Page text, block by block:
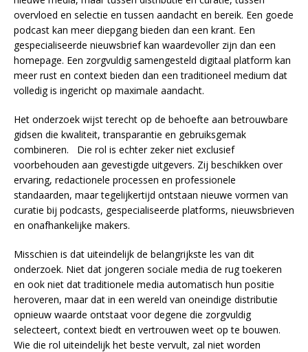
overvloed en selectie en tussen aandacht en bereik. Een goede
podcast kan meer diepgang bieden dan een krant. Een
gespecialiseerde nieuwsbrief kan waardevoller zijn dan een
homepage. Een zorgvuldig samengesteld digitaal platform kan
meer rust en context bieden dan een traditioneel medium dat
volledig is ingericht op maximale aandacht.
Het onderzoek wijst terecht op de behoefte aan betrouwbare
gidsen die kwaliteit, transparantie en gebruiksgemak
combineren. Die rol is echter zeker niet exclusief
voorbehouden aan gevestigde uitgevers. Zij beschikken over
ervaring, redactionele processen en professionele
standaarden, maar tegelijkertijd ontstaan nieuwe vormen van
curatie bij podcasts, gespecialiseerde platforms, nieuwsbrieven
en onafhankelijke makers.
Misschien is dat uiteindelijk de belangrijkste les van dit
onderzoek. Niet dat jongeren sociale media de rug toekeren
en ook niet dat traditionele media automatisch hun positie
heroveren, maar dat in een wereld van oneindige distributie
opnieuw waarde ontstaat voor degene die zorgvuldig
selecteert, context biedt en vertrouwen weet op te bouwen.
Wie die rol uiteindelijk het beste vervult, zal niet worden